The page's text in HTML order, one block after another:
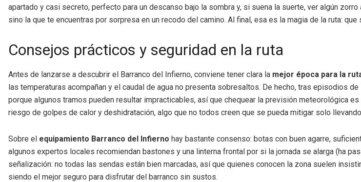
apartado y casi secreto, perfecto para un descanso bajo la sombra y, si suena la suerte, ver algún
sino la que te encuentras por sorpresa en un recodo del camino. Al final, esa es la magia de la ruta:
Consejos prácticos y seguridad en la ruta
Antes de lanzarse a descubrir el Barranco del Infierno, conviene tener clara la mejor época para la
las temperaturas acompañan y el caudal de agua no presenta sobresaltos. De hecho, tras episodios
porque algunos tramos pueden resultar impracticables, así que chequear la previsión meteorológica
riesgo de golpes de calor y deshidratación, algo que no todos creen que se pueda mitigar solo
Sobre el equipamiento Barranco del Infierno hay bastante consenso: botas con buen agarre,
algunos expertos locales recomiendan bastones y una linterna frontal por si la jornada se alarga (ha
señalización: no todas las sendas están bien marcadas, así que quienes conocen la zona suelen
siendo el mejor seguro para disfrutar del barranco sin sustos.